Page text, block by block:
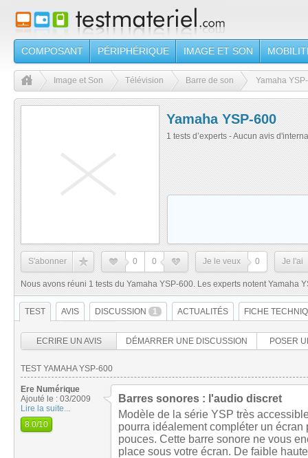
COMPOSANT PÉRIPHÉRIQUE IMAGE ET SON
Image et Son Télévision Barre de son Yamaha
Yamaha YSP-600
1 tests d’experts - Aucun avis
S'abonner 0 0 Je le veux 0 Je l'ai
Nous avons réuni 1 tests du Yamaha YSP-600. Les experts notent Yamaha
TEST AVIS DISCUSSION 1 ACTUALITÉS FICHE
ECRIRE UN AVIS DÉMARRER UNE DISCUSSION POSER
TEST YAMAHA YSP-600
Ere Numérique
Ajouté le : 03/2009
Lire la suite...
8.0/10
Barres sonores : l'audio discret
Modèle de la série YSP très
pourra idéalement compléter un
pouces. Cette barre sonore ne vous
place sous votre écran. De faible